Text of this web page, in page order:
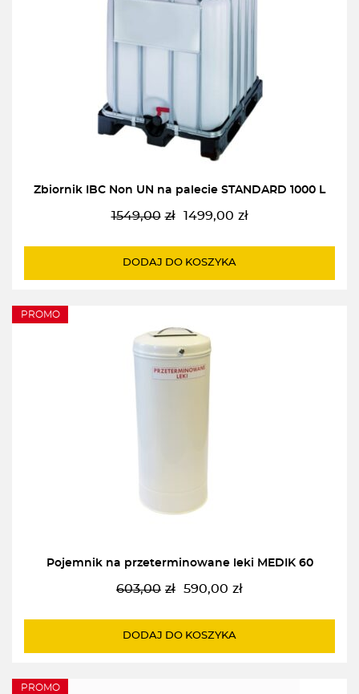
Zbiornik IBC Non UN na palecie STANDARD 1000 L
1549,00 zł
Pierwotna
wynosiła:
1499,00 zł
Aktualna
wynosi:
DODAJ DO KOSZYKA
PROMO
Pojemnik na przeterminowane leki MEDIK 60
603,00 zł
Pierwotna
wynosiła:
590,00 zł
Aktualna
wynosi:
DODAJ DO KOSZYKA
PROMO